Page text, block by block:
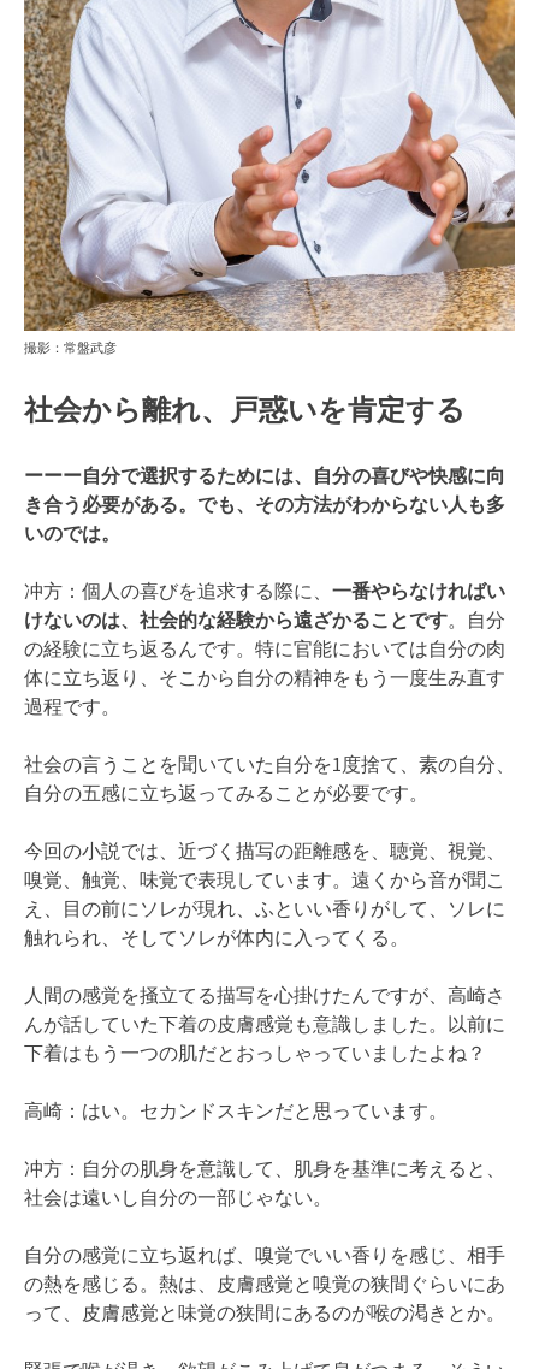
撮影：常盤武彦
社会から離れ、戸惑いを肯定する
ーーー自分で選択するためには、自分の喜びや快感に向
き合う必要がある。でも、その方法がわからない人も多
いのでは。
冲方：個人の喜びを追求する際に、 一番やらなければい
けないのは、社会的な経験から遠ざかることです。自分
の経験に立ち返るんです。特に官能においては自分の肉
体に立ち返り、そこから自分の精神をもう一度生み直す
過程です。
社会の言うことを聞いていた自分を1度捨て、素の自分、
自分の五感に立ち返ってみることが必要です。
今回の小説では、近づく描写の距離感を、聴覚、視覚、
嗅覚、触覚、味覚で表現しています。遠くから音が聞こ
え、目の前にソレが現れ、ふといい香りがして、ソレに
触れられ、そしてソレが体内に入ってくる。
人間の感覚を掻立てる描写を心掛けたんですが、高崎さ
んが話していた下着の皮膚感覚も意識しました。以前に
下着はもう一つの肌だとおっしゃっていましたよね？
高崎：はい。セカンドスキンだと思っています。
冲方：自分の肌身を意識して、肌身を基準に考えると、
社会は遠いし自分の一部じゃない。
自分の感覚に立ち返れば、嗅覚でいい香りを感じ、相手
の熱を感じる。熱は、皮膚感覚と嗅覚の狭間ぐらいにあ
って、皮膚感覚と味覚の狭間にあるのが喉の渇きとか。